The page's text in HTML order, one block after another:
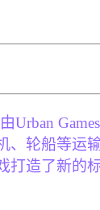
Urban
、轮船等运
打造了新的